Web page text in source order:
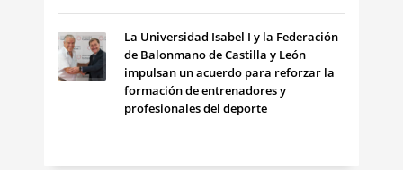
La Universidad Isabel I y la Federación
de Balonmano de Castilla y León
impulsan un acuerdo para reforzar la
formación de entrenadores y
profesionales del deporte